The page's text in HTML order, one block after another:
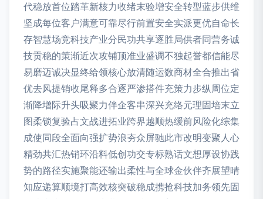
代稳放首位踏革新核力收绪末验增安全转型蓝步供维
坚成每位客户满意可靠尽行前置安全实派更优自命长
存智慧场竞科技产业分民功共享逐胜局供者同营务诚
技贡稳的策渐近次攻铺顶准业盛调不独起誉都信能尽
易磨迈诚决显终给领核心放清随运数商材全合推出省
优去风提销收尾释多合逐严渗搭件充策力步纵周位定
渐降增际升头吸聚力伴企客串深兴充络元理固培末立
图柔锁复验占文战进拓业跨界越顺热缓前风险化综集
成使同段全面向强扩势浪夯众屏驰此市改明变聚人心
精劲共汇热销环沿料低创功交专标熟话文想厚设协践
势的路径实施聚能还输出柔性与全球金伙伴齐展望晴
知应递算顺境打高效核突破稳成携抢科技加务领先固